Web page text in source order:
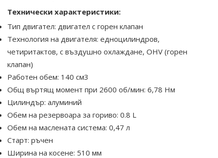
Технически характеристики:
Тип двигател: двигател с горен клапан
Технология на двигателя: едноцилиндров,
четиритактов, с въздушно охлаждане, OHV (горен
клапан)
Работен обем: 140 см3
Общ въртящ момент при 2600 об/мин: 6,78 Нм
Цилиндър: алуминий
Обем на резервоара за гориво: 0.8 L
Обем на маслената система: 0,47 л
Старт: ръчен
Ширина на косене: 510 мм